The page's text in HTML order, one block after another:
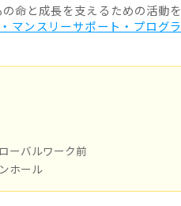
命と成長を支えるための活動を
マンスリーサポート・プログラ
ーバルワーク前
ホール